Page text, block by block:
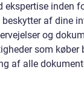
ekspertise inden
af dine
og
som køber
af alle